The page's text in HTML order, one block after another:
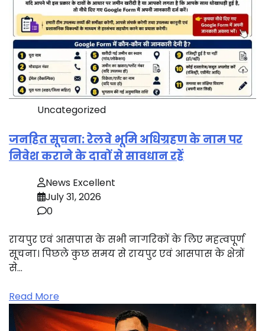
Uncategorized
जनहित सूचना: रेलवे भूमि अधिग्रहण के नाम पर
निवेश कराने के दावों से सावधान रहें
News Excellent
July 31, 2026
0
रायपुर एवं आसपास के सभी नागरिकों के लिए महत्वपूर्ण
सूचना। पिछले कुछ समय से रायपुर एवं आसपास के क्षेत्रों
से…
Read More